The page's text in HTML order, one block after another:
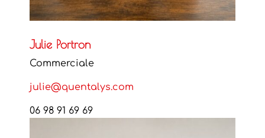
Julie Portron
Commerciale
julie@quentalys.com
06 98 91 69 69